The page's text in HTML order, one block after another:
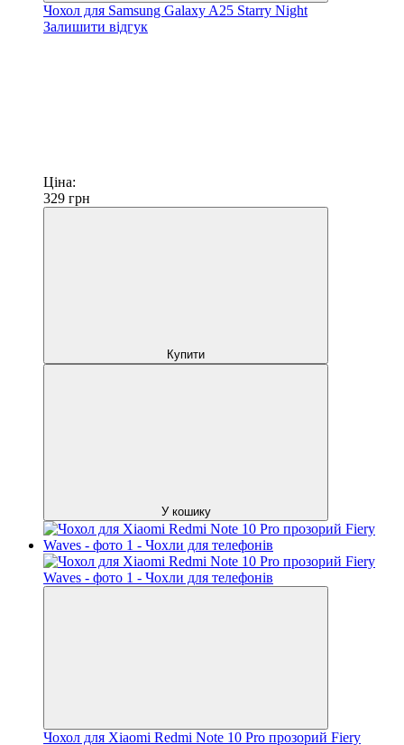
Чохол для Samsung Galaxy A25 Starry Night
Залишити відгук
Ціна:
329 грн
Купити
У кошику
Чохол для Xiaomi Redmi Note 10 Pro прозорий Fiery